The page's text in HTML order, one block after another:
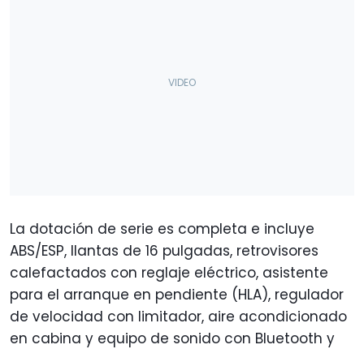
La dotación de serie es completa e incluye
ABS/ESP, llantas de 16 pulgadas, retrovisores
calefactados con reglaje eléctrico, asistente
para el arranque en pendiente (HLA), regulador
de velocidad con limitador, aire acondicionado
en cabina y equipo de sonido con Bluetooth y